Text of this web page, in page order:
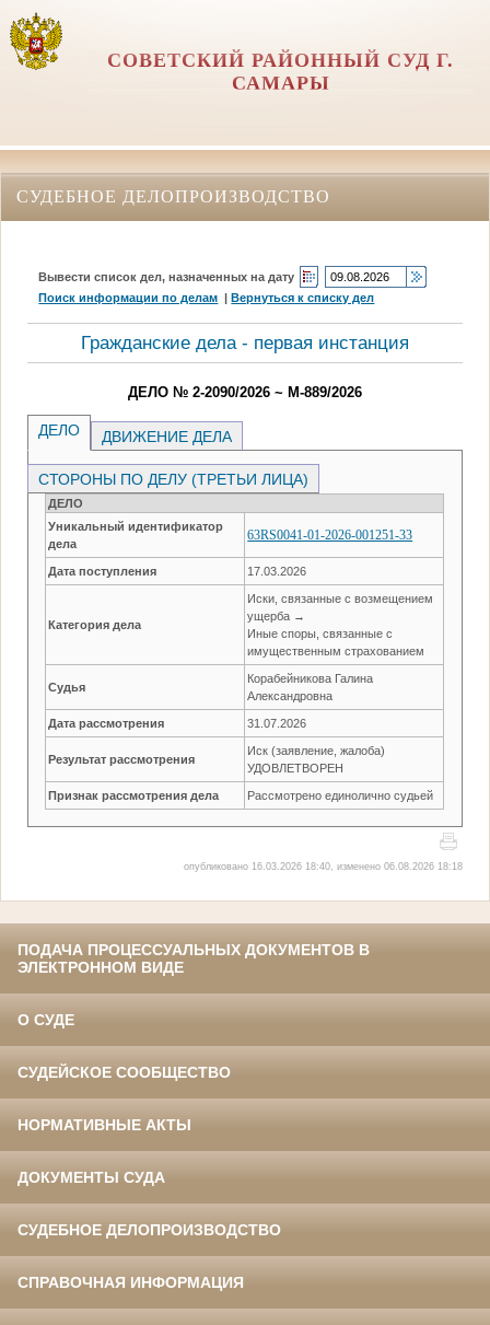
СОВЕТСКИЙ РАЙОННЫЙ СУД Г.
САМАРЫ
СУДЕБНОЕ ДЕЛОПРОИЗВОДСТВО
Вывести список дел, назначенных на дату
Поиск информации по делам |Вернуться к списку дел
Гражданские дела - первая инстанция
ДЕЛО № 2-2090/2026 ~ М-889/2026
ДЕЛО ДВИЖЕНИЕ ДЕЛА
СТОРОНЫ ПО ДЕЛУ (ТРЕТЬИ ЛИЦА)
ДЕЛО
Уникальный идентификатор
дела
63RS0041-01-2026-001251-33
Дата поступления 17.03.2026
Категория дела
Иски, связанные с возмещением
ущерба →
Иные споры, связанные с
имущественным страхованием
Судья
Корабейникова Галина
Александровна
Дата рассмотрения 31.07.2026
Результат рассмотрения
Иск (заявление, жалоба)
УДОВЛЕТВОРЕН
Признак рассмотрения дела Рассмотрено единолично судьей
опубликовано 16.03.2026 18:40, изменено 06.08.2026 18:18
ПОДАЧА ПРОЦЕССУАЛЬНЫХ ДОКУМЕНТОВ В
ЭЛЕКТРОННОМ ВИДЕ
О СУДЕ
СУДЕЙСКОЕ СООБЩЕСТВО
НОРМАТИВНЫЕ АКТЫ
ДОКУМЕНТЫ СУДА
СУДЕБНОЕ ДЕЛОПРОИЗВОДСТВО
СПРАВОЧНАЯ ИНФОРМАЦИЯ